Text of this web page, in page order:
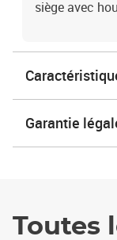
siège avec
Garantie
Toutes